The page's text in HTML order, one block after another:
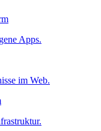
Apps.
im Web.